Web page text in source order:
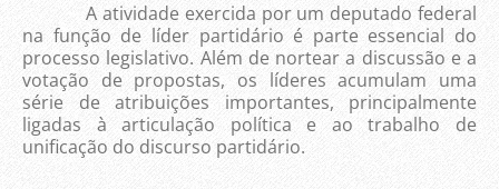
A atividade exercida por um deputado federal
na função de líder partidário é parte essencial do
processo legislativo. Além de nortear a discussão e a
votação de propostas, os líderes acumulam uma
série de atribuições importantes, principalmente
ligadas à articulação política e ao trabalho de
unificação do discurso partidário.